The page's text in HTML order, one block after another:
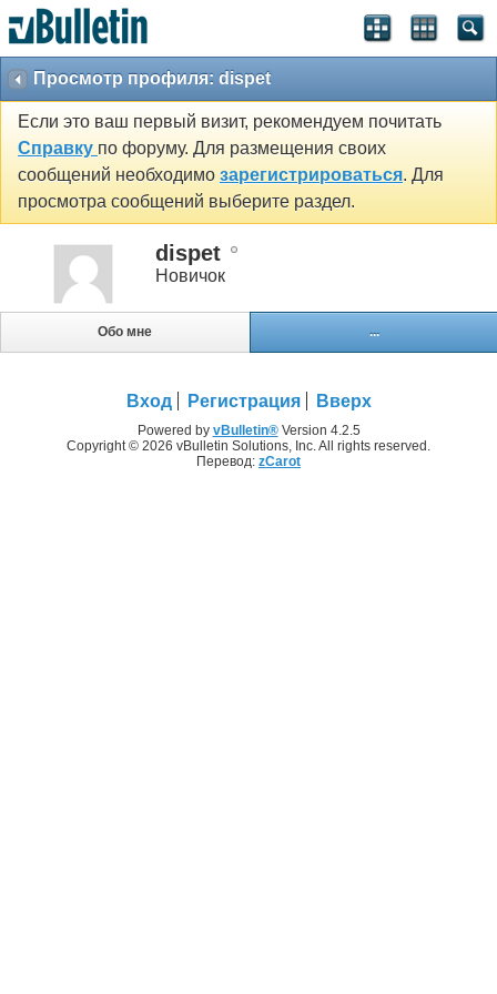
Просмотр профиля: dispet
Если это ваш первый визит, рекомендуем почитать
Справку по форуму. Для размещения своих
сообщений необходимо зарегистрироваться. Для
просмотра сообщений выберите раздел.
dispet
Новичок
Обо мне ...
Вход Регистрация Вверх
Powered by vBulletin®Version 4.2.5
Copyright © 2026 vBulletin Solutions, Inc. All rights reserved.
Перевод: zCarot